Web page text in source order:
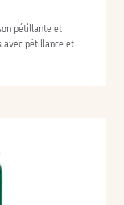
pétillante et
avec pétillance et